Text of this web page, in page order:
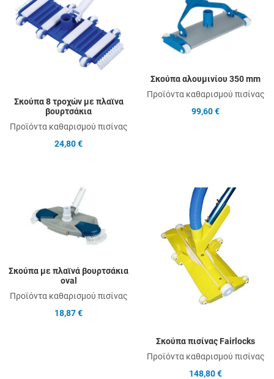
Add to Compare
Quick View
Σκούπα 8 τροχών με πλαϊνα
βουρτσάκια
Προϊόντα καθαρισμού πισίνας
24,80 €
Σκούπα αλουμινίου 350 mm
Προϊόντα καθαρισμού πισίνας
99,60 €
Add to Compare
Quick View
Σκούπα με πλαϊνά βουρτσάκια
oval
Προϊόντα καθαρισμού πισίνας
18,87 €
Σκούπα πισίνας Fairlocks
Προϊόντα καθαρισμού πισίνας
148,80 €